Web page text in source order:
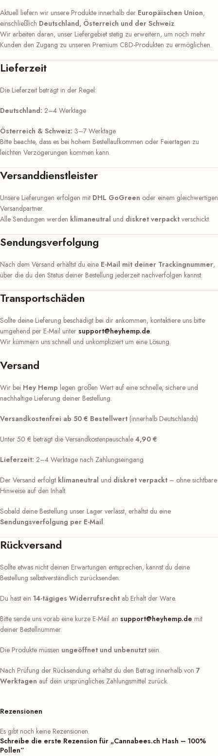
Aktuell liefern wir unsere Produkte innerhalb der Europäischen Union,
einschließlich Deutschland, Österreich und der Schweiz.
Wir arbeiten daran, unser Liefergebiet stetig zu erweitern, um noch mehr
Kunden den Zugang zu unseren Premium CBD-Produkten zu ermöglichen.
Lieferzeit
Die Lieferzeit beträgt in der Regel:
Deutschland: 2–4 Werktage
Österreich & Schweiz: 3–7 Werktage
Bitte beachte, dass es bei hohem Bestellaufkommen oder Feiertagen zu
leichten Verzögerungen kommen kann.
Versanddienstleister
Unsere Lieferungen erfolgen mit DHL GoGreen oder einem gleichwertigen
Versandpartner.
Alle Sendungen werden klimaneutral und diskret verpackt verschickt.
Sendungsverfolgung
Nach dem Versand erhältst du eine E-Mail mit deiner Trackingnummer,
über die du den Status deiner Bestellung jederzeit nachverfolgen kannst.
Transportschäden
Sollte deine Lieferung beschädigt bei dir ankommen, kontaktiere uns bitte
umgehend per E-Mail unter support@heyhemp.de.
Wir kümmern uns schnell und unkompliziert um eine Lösung.
Versand
Wir bei Hey Hemp legen großen Wert auf eine schnelle, sichere und
nachhaltige Lieferung deiner Bestellung.
Versandkostenfrei ab 50 € Bestellwert (innerhalb Deutschlands)
Unter 50 € beträgt die Versandkostenpauschale 4,90 €
Lieferzeit: 2–4 Werktage nach Zahlungseingang
Der Versand erfolgt klimaneutral und diskret verpackt – ohne sichtbare
Hinweise auf den Inhalt.
Sobald deine Bestellung unser Lager verlässt, erhältst du eine
Sendungsverfolgung per E-Mail.
Rückversand
Sollte etwas nicht deinen Erwartungen entsprechen, kannst du deine
Bestellung selbstverständlich zurücksenden.
Du hast ein 14-tägiges Widerrufsrecht ab Erhalt der Ware.
Bitte sende uns vorab eine kurze E-Mail an support@heyhemp.de mit
deiner Bestellnummer.
Die Produkte müssen ungeöffnet und unbenutzt sein.
Nach Prüfung der Rücksendung erhältst du den Betrag innerhalb von 7
Werktagen auf dein ursprüngliches Zahlungsmittel zurück.
Rezensionen
Es gibt noch keine Rezensionen.
Schreibe die erste Rezension für „Cannabees.ch Hash – 100%
Pollen“